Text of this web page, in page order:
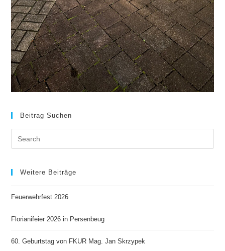
Beitrag Suchen
Weitere Beiträge
Feuerwehrfest 2026
Florianifeier 2026 in Persenbeug
60. Geburtstag von FKUR Mag. Jan Skrzypek